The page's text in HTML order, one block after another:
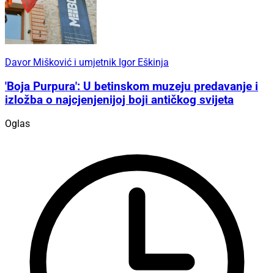
Davor Mišković i umjetnik Igor Eškinja
'Boja Purpura': U betinskom muzeju predavanje i
izložba o najcjenjenijoj boji antičkog svijeta
Oglas